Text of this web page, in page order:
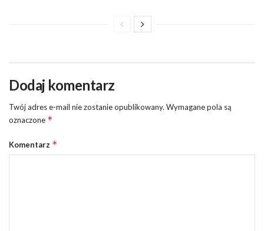
Dodaj komentarz
Twój adres e-mail nie zostanie opublikowany. Wymagane pola są
oznaczone *
Komentarz *